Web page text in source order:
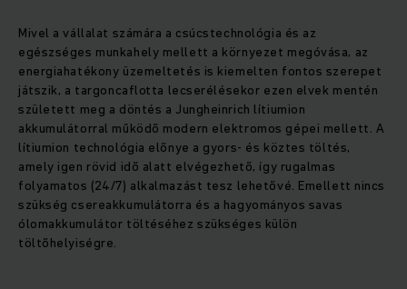
Mivel a vállalat számára a csúcstechnológia és az
egészséges munkahely mellett a környezet megóvása, az
energiahatékony üzemeltetés is kiemelten fontos szerepet
játszik, a targoncaflotta lecserélésekor ezen elvek mentén
született meg a döntés a Jungheinrich lítiumion
akkumulátorral működő modern elektromos gépei mellett. A
lítiumion technológia előnye a gyors- és köztes töltés,
amely igen rövid idő alatt elvégezhető, így rugalmas
folyamatos (24/7) alkalmazást tesz lehetővé. Emellett nincs
szükség csereakkumulátorra és a hagyományos savas
ólomakkumulátor töltéséhez szükséges külön
töltőhelyiségre.